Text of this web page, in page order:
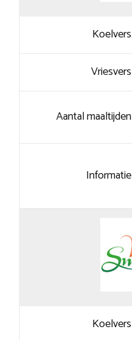
Koelvers
Vriesvers
Aantal maaltijden
Informatie
Koelvers